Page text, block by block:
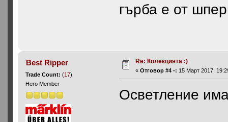
гърба е от
Best Ripper
Trade Count:(17)
Hero Member
Re: Колекцията :)
«Отговор #4 -: 15 Март 2017,
Осветление